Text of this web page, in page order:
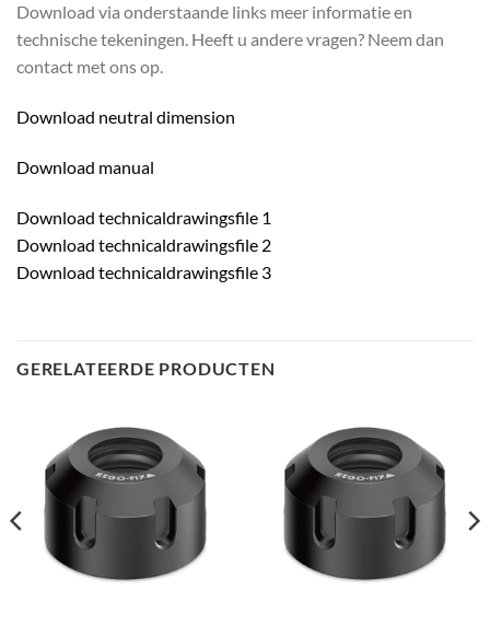
Download via onderstaande links meer informatie en
technische tekeningen. Heeft u andere vragen? Neem dan
contact met ons op.
Download neutral dimension
Download manual
Download technicaldrawingsfile 1
Download technicaldrawingsfile 2
Download technicaldrawingsfile 3
GERELATEERDE PRODUCTEN